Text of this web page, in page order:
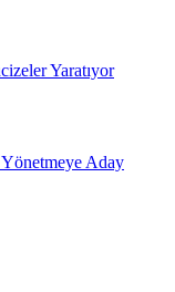
Yaratıyor
Aday